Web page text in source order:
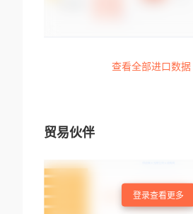
查看全部进口数据
贸易伙伴
登录查看更多